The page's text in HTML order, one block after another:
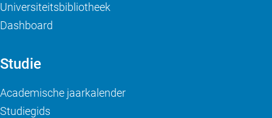
Universiteitsbibliotheek
Dashboard
Studie
Academische jaarkalender
Studiegids